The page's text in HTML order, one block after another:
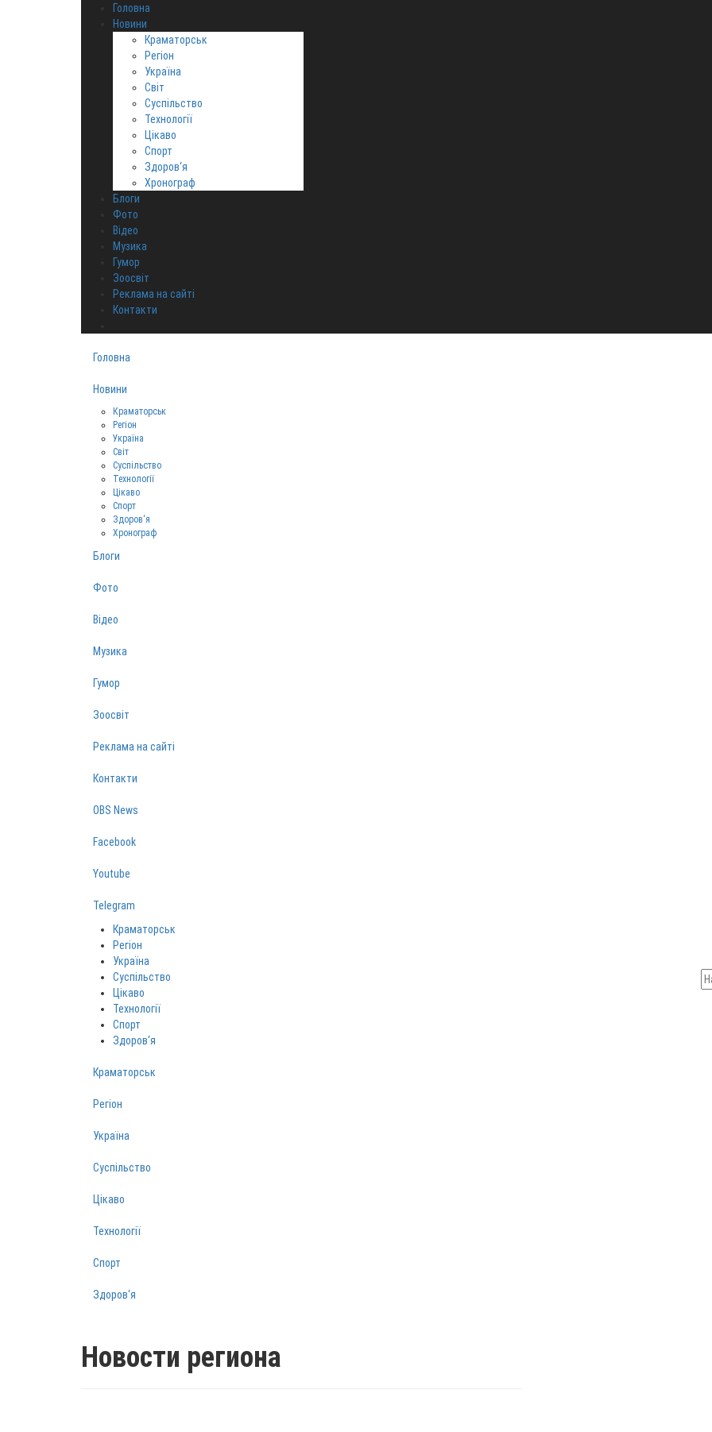
Головна
Новини
Краматорськ
Регіон
Україна
Світ
Суспільство
Технології
Цікаво
Спорт
Здоров‘я
Хронограф
Блоги
Фото
Відео
Музика
Гумор
Зоосвіт
Реклама на сайті
Контакти
Головна
Новини
Краматорськ
Регіон
Україна
Світ
Суспільство
Технології
Цікаво
Спорт
Здоров‘я
Хронограф
Блоги
Фото
Відео
Музика
Гумор
Зоосвіт
Реклама на сайті
Контакти
OBS News
Facebook
Youtube
Telegram
Краматорськ
Регіон
Україна
Суспільство
Цікаво
Технології
Спорт
Здоров‘я
Краматорськ
Регіон
Україна
Суспільство
Цікаво
Технології
Спорт
Здоров‘я
Новости региона